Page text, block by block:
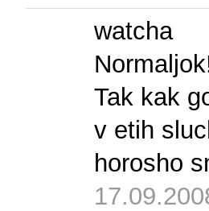
watcha
Tak kak
v etih
horosho